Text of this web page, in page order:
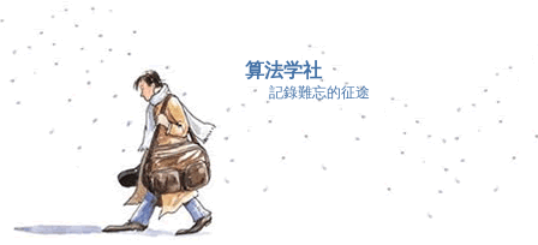
算法学社
記錄難忘的征途